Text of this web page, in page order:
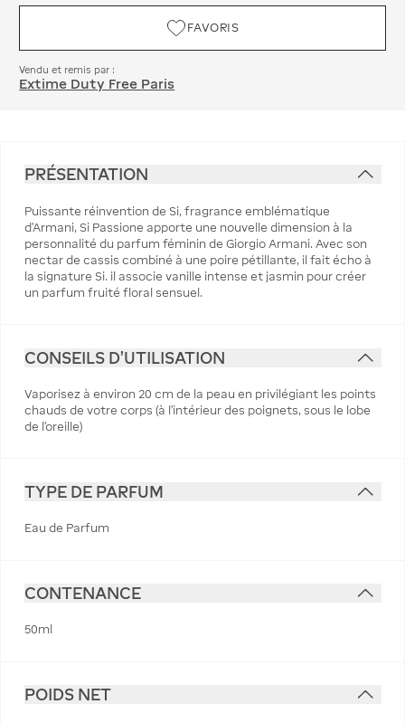
FAVORIS
Vendu et remis par :
Extime Duty Free Paris
PRÉSENTATION
Puissante réinvention de Si, fragrance emblématique
d'Armani, Si Passione apporte une nouvelle dimension à la
personnalité du parfum féminin de Giorgio Armani. Avec son
nectar de cassis combiné à une poire pétillante, il fait écho à
la signature Si. il associe vanille intense et jasmin pour créer
un parfum fruité floral sensuel.
CONSEILS D'UTILISATION
Vaporisez à environ 20 cm de la peau en privilégiant les points
chauds de votre corps (à l’intérieur des poignets, sous le lobe
de l’oreille)
TYPE DE PARFUM
Eau de Parfum
CONTENANCE
50ml
POIDS NET